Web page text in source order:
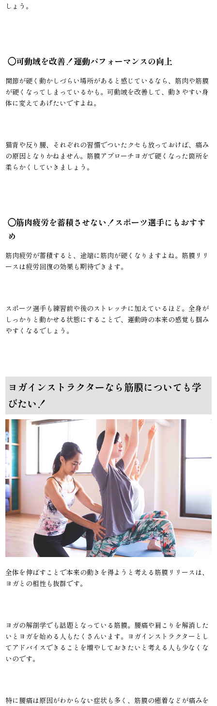
しょう。
◯可動域を改善！運動パフォーマンスの向上
関節が硬く動かしづらい場所があると感じているなら、筋肉や筋膜
が硬くなってしまっているかも。可動域を改善して、動きやすい身
体に変えてあげたいですよね。
猫背や反り腰、それぞれの習慣でついたクセも放っておけば、痛み
の原因となりかねません。筋膜アプローチヨガで硬くなった箇所を
柔らかくしていきましょう。
◯筋肉疲労を蓄積させない！スポーツ選手にもおすす
め
筋肉疲労が蓄積すると、途端に筋肉が硬くなりますよね。筋膜リリ
ースは疲労回復の効果も期待できます。
スポーツ選手も練習前や後のストレッチに加えているほど。全身が
しっかりと動かせる状態にすることで、運動時の本来の感覚も掴み
やすくなるでしょう。
ヨガインストラクターなら筋膜についても学
びたい！
全体を伸ばすことで本来の動きを得ようと考える筋膜リリースは、
ヨガとの相性も抜群です。
ヨガの解剖学でも話題となっている筋膜。腰痛や肩こりを解消した
いとヨガを始める人もたくさんいます。ヨガインストラクターとし
てアドバイスできることを増やしておきたいと考える人も少なくな
いのです。
特に腰痛は原因がわからない症状も多く、筋膜の癒着などが痛みを